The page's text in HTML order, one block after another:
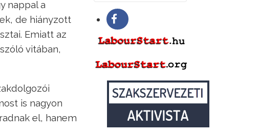
nappal a
de hiányzott
Emiatt az
vitában,
is nagyon
el, hanem